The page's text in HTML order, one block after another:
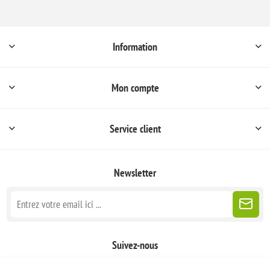
Information
Mon compte
Service client
Newsletter
Suivez-nous